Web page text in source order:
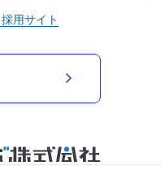
採用サイト